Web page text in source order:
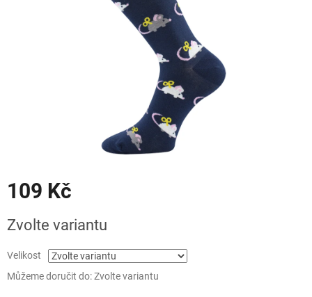
109 Kč
cena:
Zvolte variantu
Velikost
Můžeme doručit do:Zvolte variantu